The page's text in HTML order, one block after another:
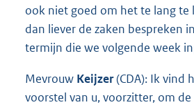
ook niet goed om het te lang te
dan liever de zaken bespreken
termijn die we volgende week
Mevrouw Keijzer(CDA): Ik vind
voorstel van u, voorzitter, om